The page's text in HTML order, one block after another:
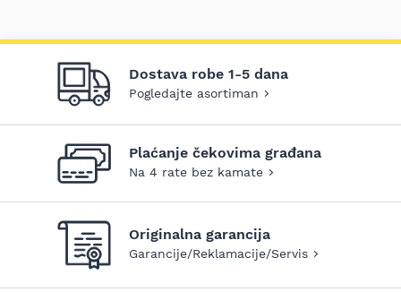
Dostava robe 1-5 dana
Pogledajte asortiman
Plaćanje čekovima građana
Na 4 rate bez kamate
Originalna garancija
Garancije/Reklamacije/Servis